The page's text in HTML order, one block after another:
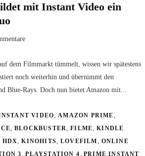
mit Instant Video ein
dem Filmmarkt tümmelt, wissen wir spätestens
noch weiterhin und übernimmt den
Blue-Rays. Doch nun bietet Amazon mit...
VIDEO,AMAZON PRIME ,
, BLOCKBUSTER,FILME,KINDLE
HDX,KINOHITS,LOVEFILM , ONLINE
3,PLAYSTATION 4,PRIME INSTANT